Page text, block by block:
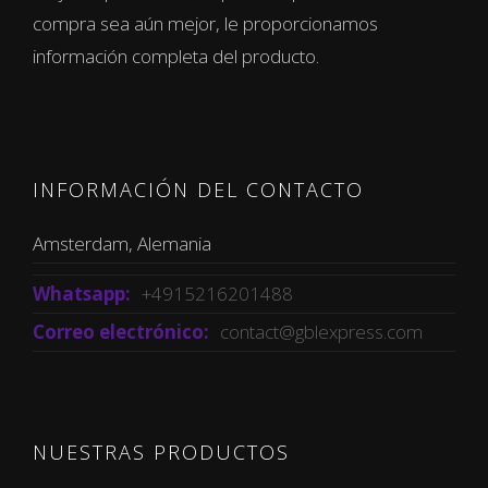
compra sea aún mejor, le proporcionamos
información completa del producto.
INFORMACIÓN DEL CONTACTO
Amsterdam, Alemania
Whatsapp: +4915216201488
Correo electrónico: contact@gblexpress.com
NUESTRAS PRODUCTOS